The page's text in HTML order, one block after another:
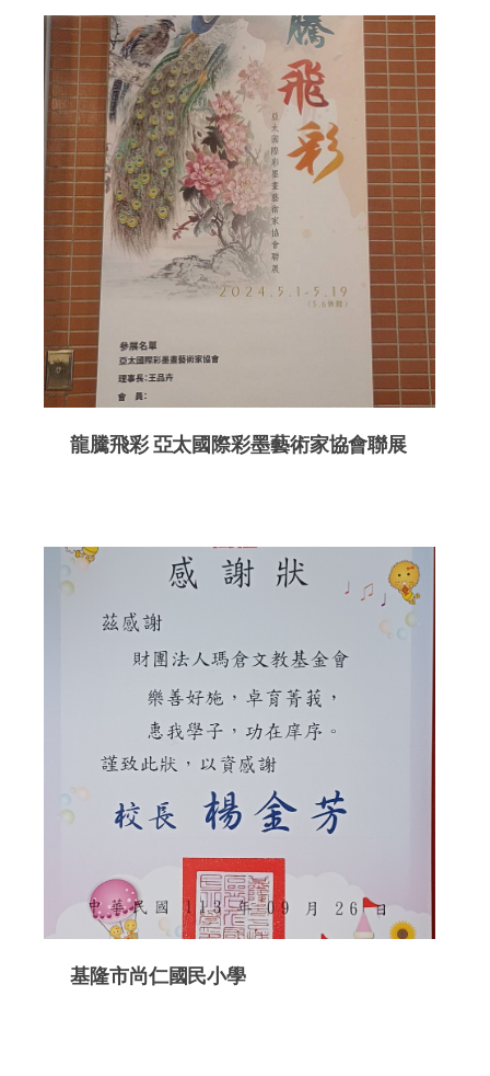
龍騰飛彩 亞太國際彩墨藝術家協會聯展
基隆市尚仁國民小學